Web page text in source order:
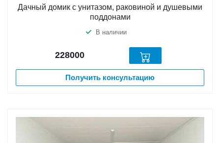
Дачный домик с унитазом, раковиной и душевыми
поддонами
В наличии
228000
Получить консультацию